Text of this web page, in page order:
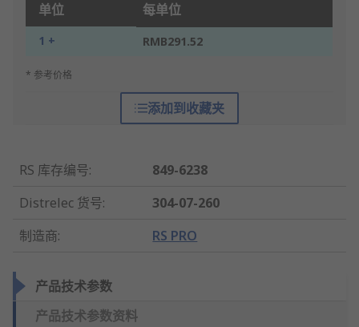
单位 每单位
1 + RMB291.52
* 参考价格
添加到收藏夹
RS 库存编号:
849-6238
Distrelec 货号:
304-07-260
制造商: RS PRO
产品技术参数
产品技术参数资料